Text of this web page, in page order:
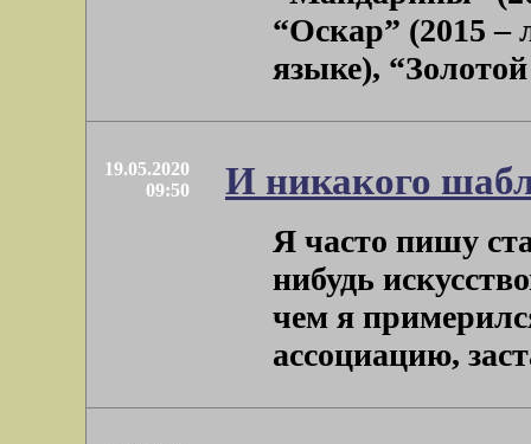
“Оскар” (2015
языке),
19.05.2020
09:50
И никакого
Я часто пишу
нибудь
чем я
ассоциацию,